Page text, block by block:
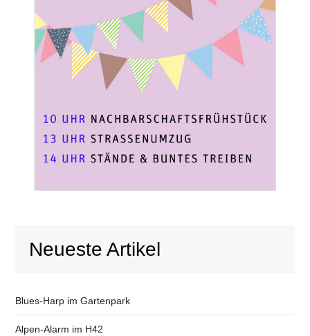
Neueste Artikel
Blues-Harp im Gartenpark
Alpen-Alarm im H42